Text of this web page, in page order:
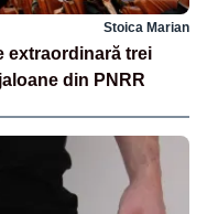
Stoica Marian
extraordinară trei
din PNRR